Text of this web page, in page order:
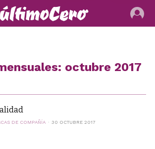
octubre 2017
DE COMPAÑÍA 30 OCTUBRE 2017